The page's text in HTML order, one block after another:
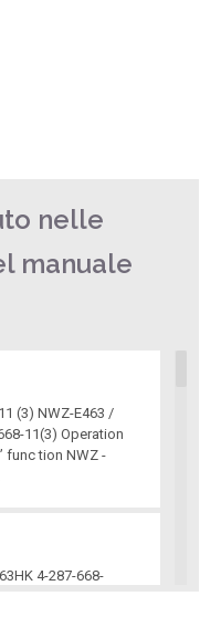
nelle
manuale
(3) NWZ-E463 /
11(3) Operation
func tion NWZ -
4-287-668-